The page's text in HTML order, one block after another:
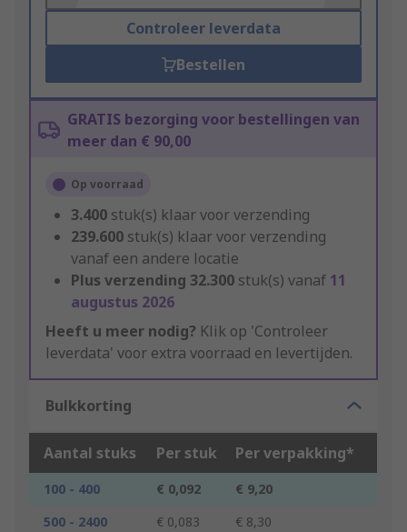
Controleer leverdata
Bestellen
GRATIS bezorging voor bestellingen van
meer dan € 90,00
Op voorraad
3.400 stuk(s) klaar voor verzending
239.600 stuk(s) klaar voor verzending
vanaf een andere locatie
Plus verzending 32.300 stuk(s) vanaf 11
augustus 2026
Heeft u meer nodig? Klik op 'Controleer
leverdata' voor extra voorraad en levertijden.
Bulkkorting
Aantal stuks Per stuk Per verpakking*
100 - 400 € 0,092
€ 9,20
500 - 2400
€ 0,083
€ 8,30